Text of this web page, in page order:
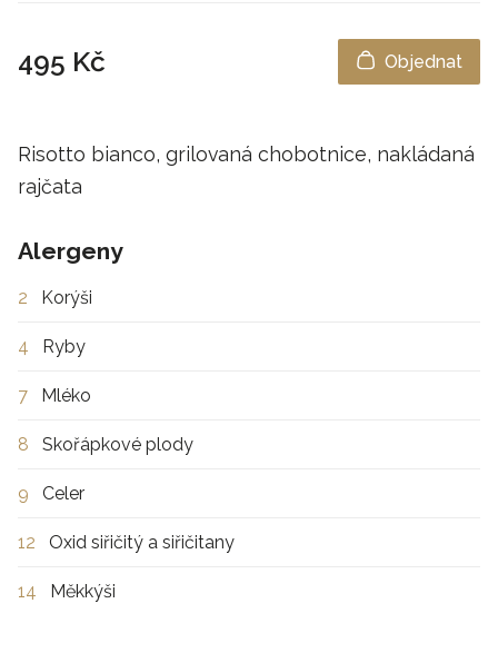
495 Kč Objednat
Risotto bianco, grilovaná chobotnice, nakládaná
rajčata
Alergeny
2 Korýši
4 Ryby
7 Mléko
8 Skořápkové plody
9 Celer
12 Oxid siřičitý a siřičitany
14 Měkkýši